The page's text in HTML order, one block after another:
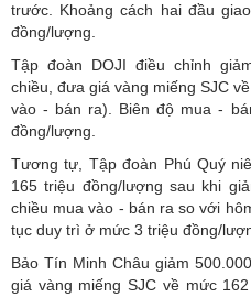
trước. Khoảng cách hai đầu
đồng/lượng.
Tập đoàn DOJI điều chỉnh
chiều, đưa giá vàng miếng SJC
vào - bán ra). Biên độ mua -
đồng/lượng.
Tương tự, Tập đoàn Phú Quý
165 triệu đồng/lượng sau khi
chiều mua vào - bán ra so với
tục duy trì ở mức 3 triệu đồng/
Bảo Tín Minh Châu giảm
giá vàng miếng SJC về mức